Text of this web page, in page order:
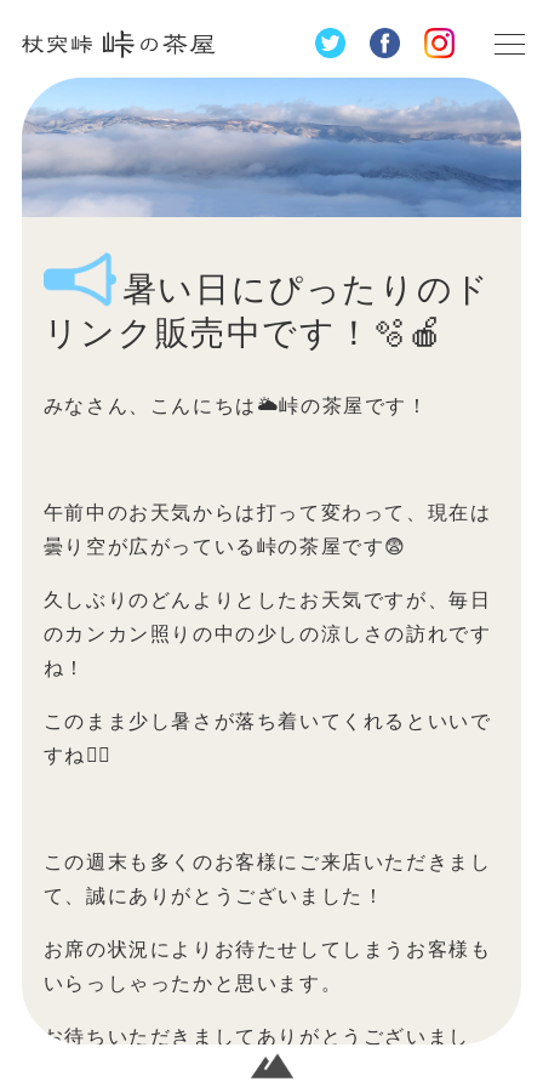
暑い日にぴったりのド
リンク販売中です！🫧🍎
みなさん、こんにちは🌥️峠の茶屋です！
午前中のお天気からは打って変わって、現在は
曇り空が広がっている峠の茶屋です😨
久しぶりのどんよりとしたお天気ですが、毎日
のカンカン照りの中の少しの涼しさの訪れです
ね！
このまま少し暑さが落ち着いてくれるといいで
すね🙋‍♀️
この週末も多くのお客様にご来店いただきまし
て、誠にありがとうございました！
お席の状況によりお待たせしてしまうお客様も
いらっしゃったかと思います。
お待ちいただきましてありがとうございまし